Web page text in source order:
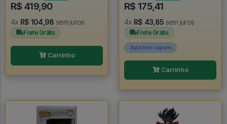
R$ 419,90
4x R$ 104,98 sem juros
Frete Grátis
Carrinho
R$ 175,41
4x R$ 43,85 sem juros
Frete Grátis
Aqui tem cupom
Carrinho